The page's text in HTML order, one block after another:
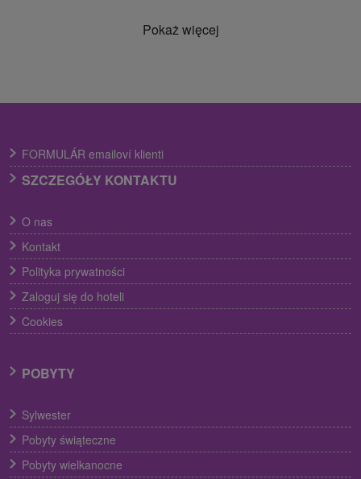
Pokaż więcej
FORMULÁR emailoví klienti
SZCZEGÓŁY KONTAKTU
O nas
Kontakt
Polityka prywatności
Zaloguj się do hoteli
Cookies
POBYTY
Sylwester
Pobyty świąteczne
Pobyty wielkanocne